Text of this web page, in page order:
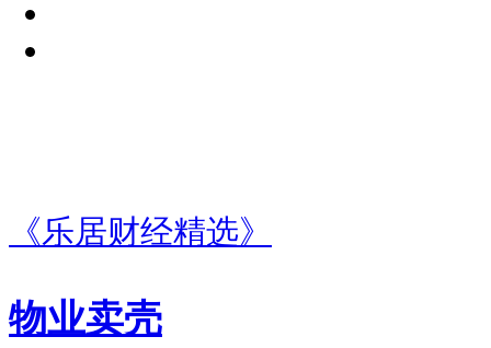
就在6月5日，南山粤海地块经过
内接连两宗宅地高溢价成交，反
《乐居财经精选》
物业卖壳